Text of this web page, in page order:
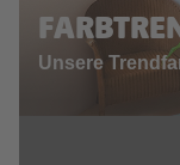
Unsere